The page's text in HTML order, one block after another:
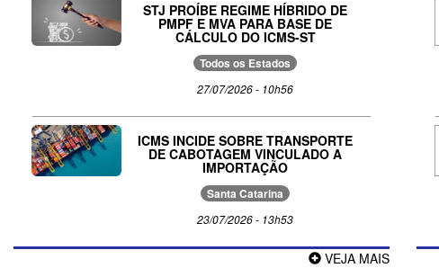
STJ PROÍBE REGIME HÍBRIDO DE
PMPF E MVA PARA BASE DE
CÁLCULO DO ICMS-ST
Todos os Estados
27/07/2026 - 10h56
ICMS INCIDE SOBRE TRANSPORTE
DE CABOTAGEM VINCULADO A
IMPORTAÇÃO
Santa Catarina
23/07/2026 - 13h53
VEJA MAIS